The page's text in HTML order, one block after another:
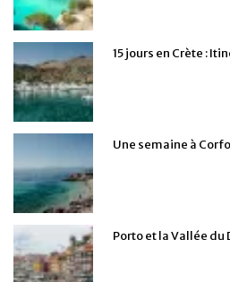
15 jours en Crète :
Une semaine à
Porto et la Vallée du